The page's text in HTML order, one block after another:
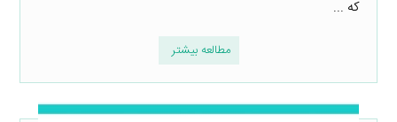
که ...
مطالعه بیشتر